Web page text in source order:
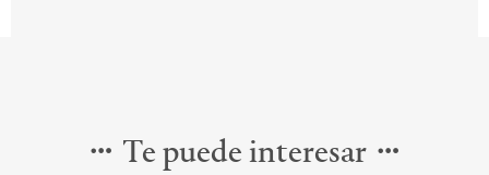
Te puede interesar